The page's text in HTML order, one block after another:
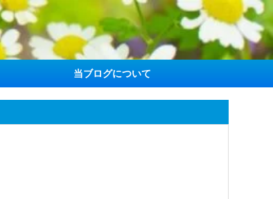
当ブログについて